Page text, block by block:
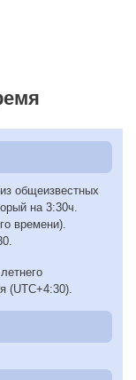
общеизвестных
на 3:30ч.
времени).
(UTC+4:30).